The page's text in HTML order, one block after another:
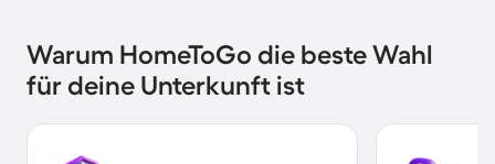
Warum HomeToGo die beste Wahl
für deine Unterkunft ist